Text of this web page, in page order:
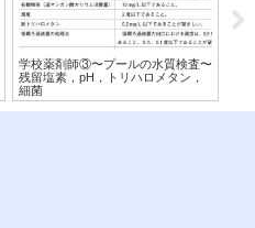
学校薬剤師③〜プールの水質検査〜
残留塩素，pH，トリハロメタン，
細菌